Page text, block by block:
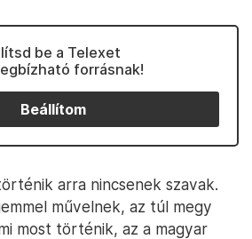
be a Telexet
forrásnak!
Beállítom
arra nincsenek szavak.
művelnek, az túl megy
most történik, az a magyar